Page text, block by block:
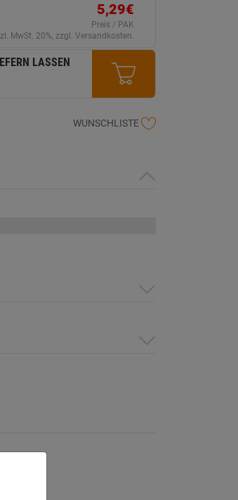
5,29€
Preis / PAK
MwSt. 20%, zzgl. Versandkosten.
LASSEN
WUNSCHLISTE